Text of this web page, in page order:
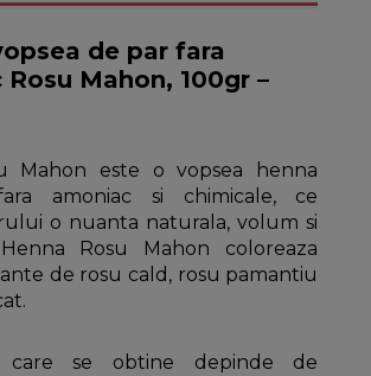
de par fara
Mahon, 100gr –
Mahon este o vopsea henna
amoniac si chimicale, ce
o nuanta naturala, volum si
Rosu Mahon coloreaza
de rosu cald, rosu pamantiu
care se obtine depinde de